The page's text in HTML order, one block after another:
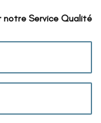
Service Qualité